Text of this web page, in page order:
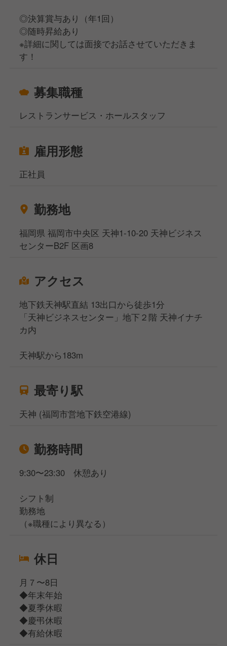
・Private Brandの開発支援
・ケータリング事業
飲食事業は、東京・横浜・福岡にイタリアンをはじめ
コンセプトの異なるさまざまな事業を運営しているか
常に出店の軸は持続！20年・30年続くお店づくりを
今後の店舗展開
・直営出店
もちろん今までの店舗とは全くコンセプトの異なるお
店です。
社で、あなたならではのお店作りを始めませんか？
■□～運営店舗紹介～□■
■イタリアン
ン）
□FRESCO （横浜仲町台・生パスタイタリアン）
□Trattoria Cicci Fantastico (浜松町・薪焼きイタリア
ン)
□Petalo (渋谷ストリーム・生ハムイタリアン)
□Lampada（虎ノ門・生ハム・肉出汁おでん）
■居酒屋
□アカベコ（牛タン・創作和食）
□ルンゴ（中目黒・日本酒×炭火焼き）
繁盛店の視察や産地・食材研修、ビールメーカーによ
る工場見学など、店舗を飛び出した研修制度も充実。
また、総料理長は某有名レストランで20数年経験した
実力派。
他ではなかなか学べないレアな研修をたくさんご用意
る
決まったオペレーション内で仕事をする飲食店とは違
い、自ら考え、アイデアを出し、
何度もトライできるのが当社の魅力。
ングなども多角的に学びながら主体的にお店作りに参
◎決算賞与あり（年1回）
◎随時昇給あり
※詳細に関しては面接でお話させていただきま
す！
募集職種
レストランサービス・ホールスタッフ
雇用形態
正社員
勤務地
福岡県 福岡市中央区 天神1-10-20 天神ビジネス
センターB2F 区画8
アクセス
地下鉄天神駅直結 13出口から徒歩1分
「天神ビジネスセンター」地下２階 天神イナチ
カ内
天神駅から183m
最寄り駅
天神 (福岡市営地下鉄空港線)
勤務時間
9:30〜23:30 休憩あり
シフト制
勤務地
（※職種により異なる）
休日
月７〜8日
◆年末年始
◆夏季休暇
◆慶弔休暇
◆有給休暇